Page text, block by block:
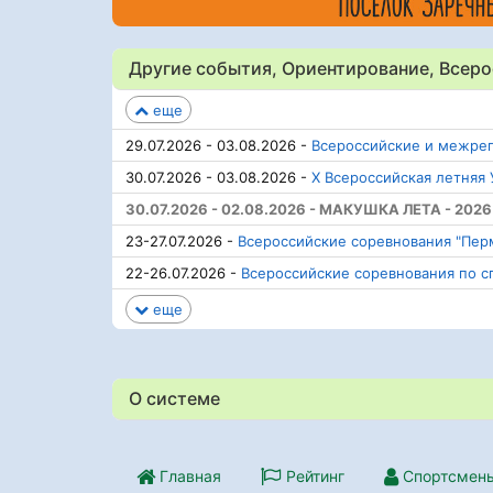
Другие события, Ориентирование,
еще
29.07.2026 - 03.08.2026 - Всероссийские и
30.07.2026 - 03.08.2026 - Х Всероссийская летняя
30.07.2026 - 02.08.2026 - МАКУШКА ЛЕТА - 2026
23-27.07.2026 - Всероссийские соревнования
22-26.07.2026 - Всероссийские соревнования по
еще
О системе
Главная Рейтинг